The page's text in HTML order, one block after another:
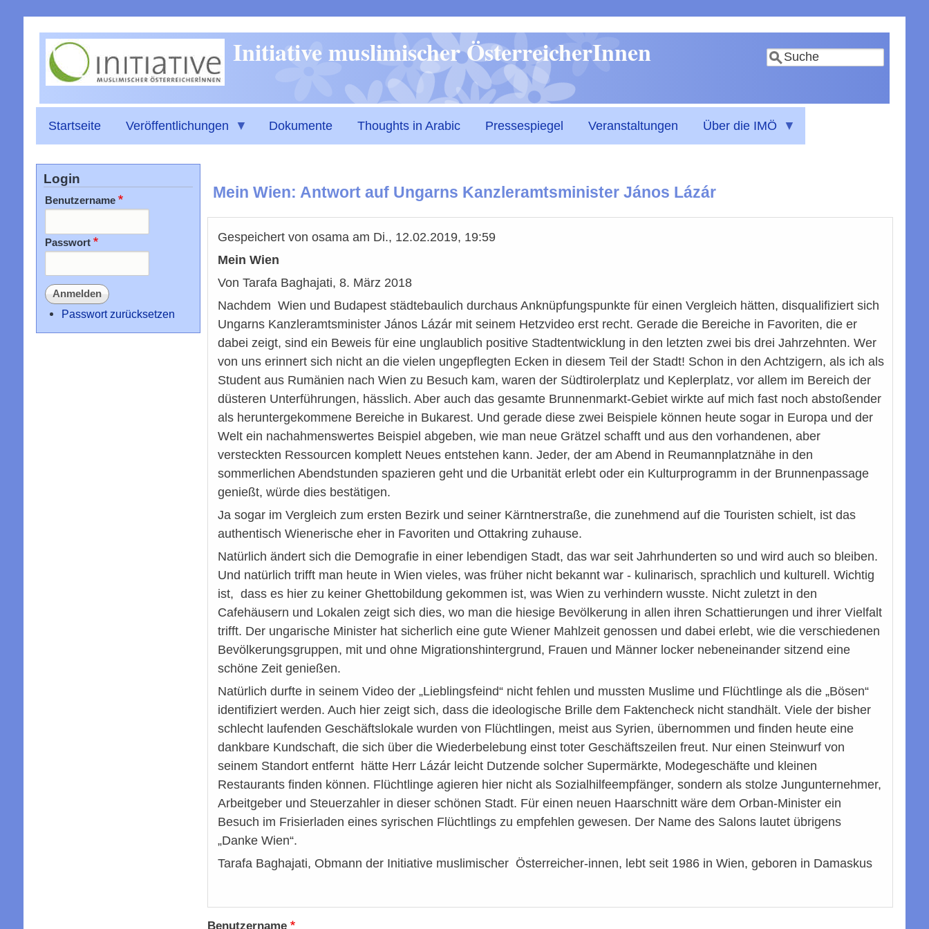
zum
Inhalt
Suche
Initiative muslimischer ÖsterreicherInnen
Startseite Veröffentlichungen Dokumente Thoughts in Arabic Pressespiegel Veranstaltungen Über die IMÖ
Mein Wien: Antwort auf Ungarns Kanzleramtsminister János Lázár
Gespeichert von osama am Di., 12.02.2019, 19:59
Mein Wien
Von Tarafa Baghajati, 8. März 2018
Nachdem Wien und Budapest städtebaulich durchaus Anknüpfungspunkte für einen Vergleich hätten, disqualifiziert sich
Ungarns Kanzleramtsminister János Lázár mit seinem Hetzvideo erst recht. Gerade die Bereiche in Favoriten, die er
dabei zeigt, sind ein Beweis für eine unglaublich positive Stadtentwicklung in den letzten zwei bis drei Jahrzehnten. Wer
von uns erinnert sich nicht an die vielen ungepflegten Ecken in diesem Teil der Stadt! Schon in den Achtzigern, als ich als
Student aus Rumänien nach Wien zu Besuch kam, waren der Südtirolerplatz und Keplerplatz, vor allem im Bereich der
düsteren Unterführungen, hässlich. Aber auch das gesamte Brunnenmarkt-Gebiet wirkte auf mich fast noch abstoßender
als heruntergekommene Bereiche in Bukarest. Und gerade diese zwei Beispiele können heute sogar in Europa und der
Welt ein nachahmenswertes Beispiel abgeben, wie man neue Grätzel schafft und aus den vorhandenen, aber
versteckten Ressourcen komplett Neues entstehen kann. Jeder, der am Abend in Reumannplatznähe in den
sommerlichen Abendstunden spazieren geht und die Urbanität erlebt oder ein Kulturprogramm in der Brunnenpassage
genießt, würde dies bestätigen.
Ja sogar im Vergleich zum ersten Bezirk und seiner Kärntnerstraße, die zunehmend auf die Touristen schielt, ist das
authentisch Wienerische eher in Favoriten und Ottakring zuhause.
Natürlich ändert sich die Demografie in einer lebendigen Stadt, das war seit Jahrhunderten so und wird auch so bleiben.
Und natürlich trifft man heute in Wien vieles, was früher nicht bekannt war - kulinarisch, sprachlich und kulturell. Wichtig
ist, dass es hier zu keiner Ghettobildung gekommen ist, was Wien zu verhindern wusste. Nicht zuletzt in den
Cafehäusern und Lokalen zeigt sich dies, wo man die hiesige Bevölkerung in allen ihren Schattierungen und ihrer Vielfalt
trifft. Der ungarische Minister hat sicherlich eine gute Wiener Mahlzeit genossen und dabei erlebt, wie die verschiedenen
Bevölkerungsgruppen, mit und ohne Migrationshintergrund, Frauen und Männer locker nebeneinander sitzend eine
schöne Zeit genießen.
Natürlich durfte in seinem Video der „Lieblingsfeind“ nicht fehlen und mussten Muslime und Flüchtlinge als die „Bösen“
identifiziert werden. Auch hier zeigt sich, dass die ideologische Brille dem Faktencheck nicht standhält. Viele der bisher
schlecht laufenden Geschäftslokale wurden von Flüchtlingen, meist aus Syrien, übernommen und finden heute eine
dankbare Kundschaft, die sich über die Wiederbelebung einst toter Geschäftszeilen freut. Nur einen Steinwurf von
seinem Standort entfernt hätte Herr Lázár leicht Dutzende solcher Supermärkte, Modegeschäfte und kleinen
Restaurants finden können. Flüchtlinge agieren hier nicht als Sozialhilfeempfänger, sondern als stolze Jungunternehmer,
Arbeitgeber und Steuerzahler in dieser schönen Stadt. Für einen neuen Haarschnitt wäre dem Orban-Minister ein
Besuch im Frisierladen eines syrischen Flüchtlings zu empfehlen gewesen. Der Name des Salons lautet übrigens
„Danke Wien“.
Tarafa Baghajati, Obmann der Initiative muslimischer Österreicher-innen, lebt seit 1986 in Wien, geboren in Damaskus
Benutzername
Login
Benutzername
Passwort
Passwort zurücksetzen